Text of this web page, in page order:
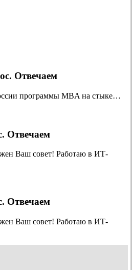
Отвечаем
программы MBA на стыке…
Отвечаем
Ваш совет! Работаю в ИТ-
Отвечаем
Ваш совет! Работаю в ИТ-